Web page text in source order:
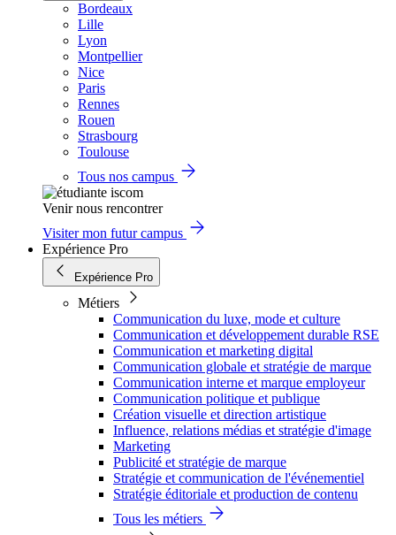
Bordeaux
Lille
Lyon
Montpellier
Nice
Paris
Rennes
Rouen
Strasbourg
Toulouse
Tous nos campus
Venir nous rencontrer
Visiter mon futur campus
Expérience Pro
Expérience Pro
Métiers
Communication du luxe, mode et culture
Communication et développement durable RSE
Communication et marketing digital
Communication globale et stratégie de marque
Communication interne et marque employeur
Communication politique et publique
Création visuelle et direction artistique
Influence, relations médias et stratégie d'image
Marketing
Publicité et stratégie de marque
Stratégie et communication de l'événementiel
Stratégie éditoriale et production de contenu
Tous les métiers